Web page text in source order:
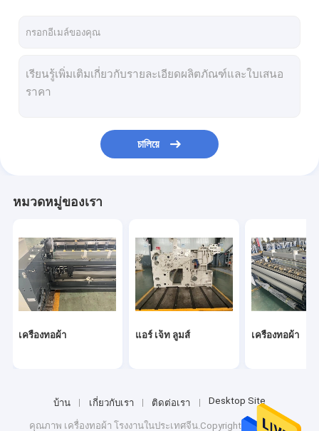
চালিয়ে
หมวดหมู่ของเรา
เครื่องทอผ้า แอร์ เจ็ท ลูมส์ เครื่องทอผ้า
บ้าน เกี่ยวกับเรา ติดต่อเรา Desktop Site
คุณภาพ เครื่องทอผ้า โรงงานในประเทศจีน.Copyright © 2026 jet-